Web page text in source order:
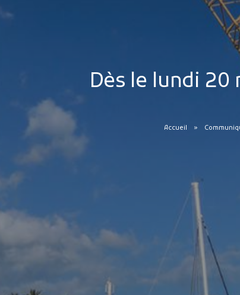
Dès le lundi
Accueil